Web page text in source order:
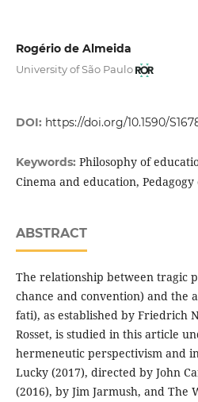
Rogério de Almeida
University of São Paulo
DOI: https://doi.org/10.1590/
Keywords: Philosophy of
Cinema and education, Pedagogy
ABSTRACT
The relationship between tragic
chance and convention) and the
fati), as established by Friedrich
Rosset, is studied in this article
hermeneutic perspectivism and
Lucky (2017), directed by John
(2016), by Jim Jarmush, and The